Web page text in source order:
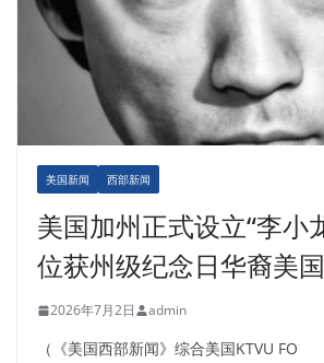
美国新闻 西部新闻
美国加州正式设立“李小
位获州级纪念日华裔美
2026年7月2日 admin
（《美国西部新闻》综合美国KTVU FO